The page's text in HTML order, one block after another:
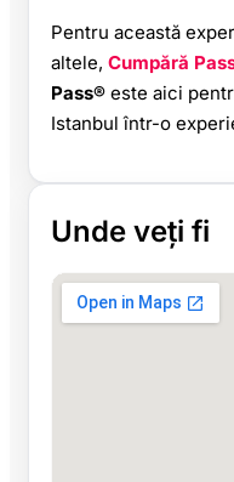
Pentru această
altele, Cumpără
Pass® este aici
Istanbul într-o
Unde veți fi